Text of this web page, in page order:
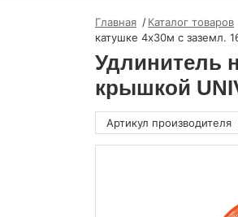
Главная Каталог товаров
катушке 4х30м с заземл.
Удлинитель
крышкой
Артикул производителя